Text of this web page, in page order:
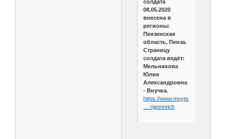
солдата
08.05.2020
внесена в
регионы:
Пензенская
область, Пенза.
Страницу
солдата ведёт:
Мельникова
Юлия
Александровна
- Внучка.
https://www.moypolk.ru/soldier/
… rigorevich